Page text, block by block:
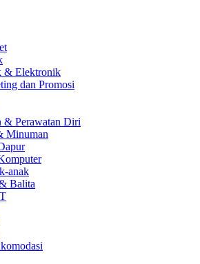
& Elektronik
dan Promosi
& Perawatan Diri
Minuman
anak
Balita